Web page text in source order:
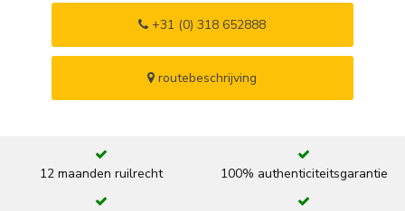
+31 (0) 318 652888
routebeschrijving
12 maanden ruilrecht 100% authenticiteitsgarantie